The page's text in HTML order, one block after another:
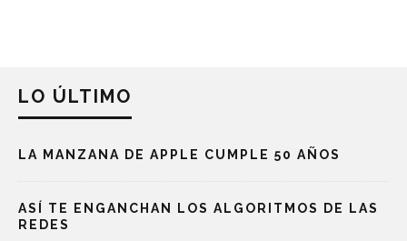
LO ÚLTIMO
LA MANZANA DE APPLE CUMPLE 50 AÑOS
ASÍ TE ENGANCHAN LOS ALGORITMOS DE LAS
REDES